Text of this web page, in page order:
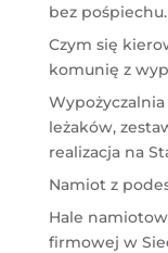
bez pośpiechu.
Czym się
komunię z
leżaków,
realizacja na
Namiot z
Hale
firmowej w